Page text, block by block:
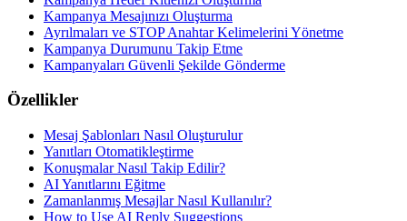
Kampanya Mesajınızı Oluşturma
Ayrılmaları ve STOP Anahtar Kelimelerini Yönetme
Kampanya Durumunu Takip Etme
Kampanyaları Güvenli Şekilde Gönderme
Özellikler
Mesaj Şablonları Nasıl Oluşturulur
Yanıtları Otomatikleştirme
Konuşmalar Nasıl Takip Edilir?
AI Yanıtlarını Eğitme
Zamanlanmış Mesajlar Nasıl Kullanılır?
How to Use AI Reply Suggestions